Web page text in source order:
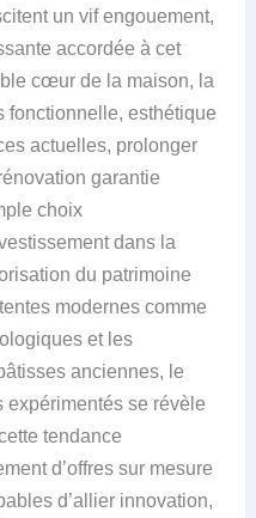
un vif engouement,
accordée à cet
cœur de la maison, la
fonctionnelle, esthétique
actuelles, prolonger
garantie
choix
dans la
du patrimoine
modernes comme
et les
anciennes, le
expérimentés se révèle
tendance
d’offres sur mesure
d’allier innovation,